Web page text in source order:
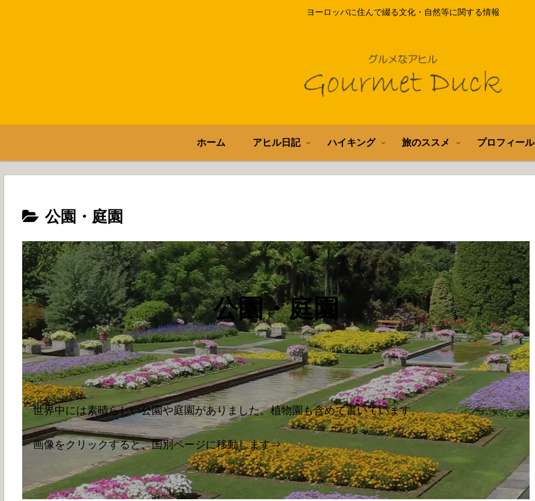
ヨーロッパに住んで綴る文化・自然等に関する情報
ホーム アヒル日記 ハイキング 旅のススメ プロフィール
公園・庭園
公園・庭園
世界中には素晴らしい公園や庭園がありました。植物園も含めて書いています。
画像をクリックすると、国別ページに移動します⇒